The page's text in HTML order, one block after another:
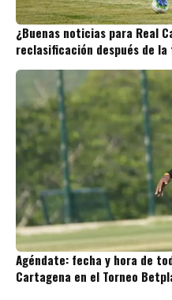
¿Buenas noticias para Real
reclasificación después de la
Agéndate: fecha y hora de
Cartagena en el Torneo